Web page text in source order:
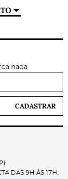
nada
CADASTRAR
DAS 9H ÀS 17H,